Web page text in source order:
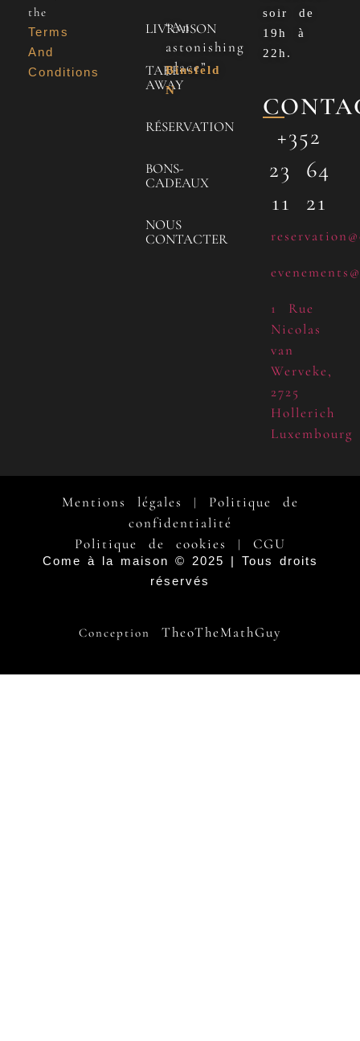
the
Terms
And
Conditions
LIVRAISON
TAKE
AWAY
RÉSERVATION
BONS-
CADEAUX
NOUS
CONTACTER
“An
astonishing
place”
Binsfeld
N
soir de
19h à
22h.
+352
23 64
11 21
1 Rue
Nicolas
van
Werveke,
2725
Hollerich
Luxembourg
Mentions légales | Politique de
confidentialité
Politique de cookies
| CGU
Come à la maison © 2025 | Tous droits
réservés
Conception TheoTheMathGuy